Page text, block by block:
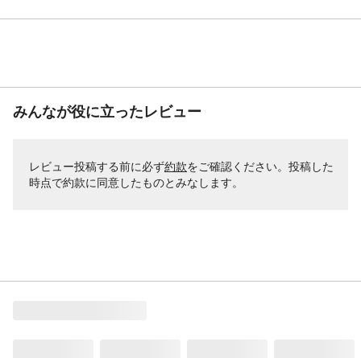
みんなが役に立ったレビュー
レビュー投稿する前に必ず約款をご確認ください。投稿した
時点で約款に同意したものとみなします。